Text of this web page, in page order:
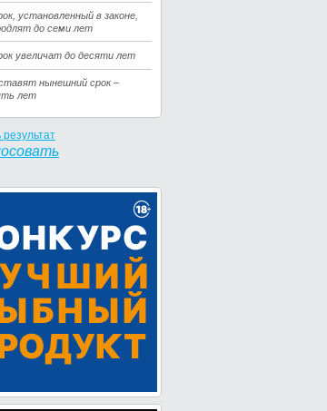
установленный в законе,
до семи лет
увеличат до десяти лет
нынешний срок –
лет